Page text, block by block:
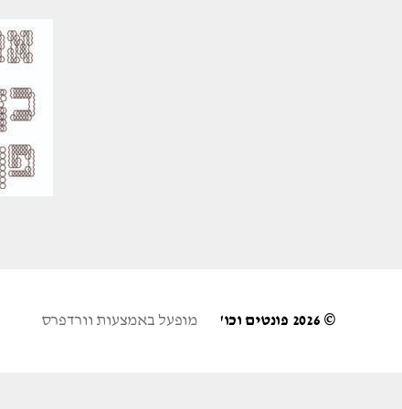
© 2026 פונטים וכו' מופעל באמצעות וורדפרס